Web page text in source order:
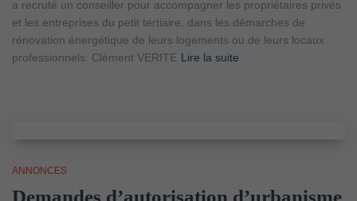
a recruté un conseiller pour accompagner les propriétaires privés
et les entreprises du petit tertiaire, dans les démarches de
rénovation énergétique de leurs logements ou de leurs locaux
professionnels. Clément VERITE Lire la suite
ANNONCES
Demandes d’autorisation d’urbanisme